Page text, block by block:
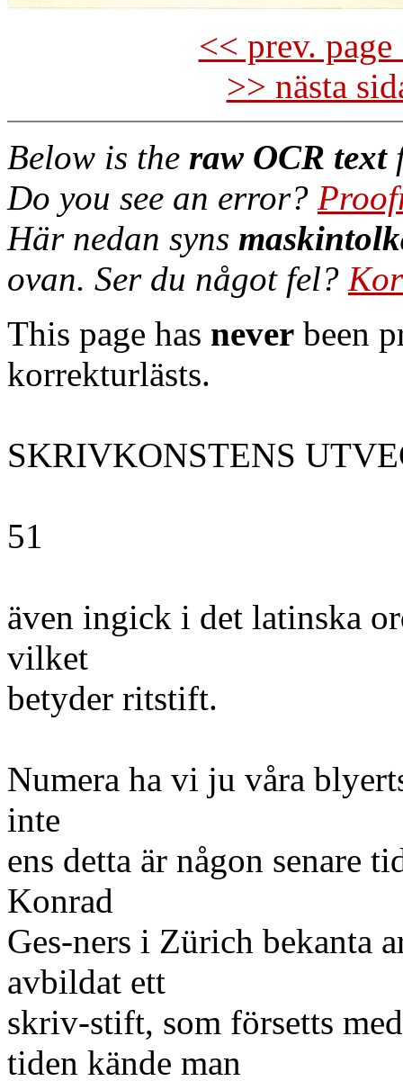
<< prev.
>> nästa
Below is the raw OCR text
Do you see an error?
Här nedan syns
ovan. Ser du något fel?
This page has never been
korrekturlästs.
SKRIVKONSTENS
51
även ingick i det latinska
vilket
betyder ritstift.
Numera ha vi ju våra
inte
ens detta är någon senare
Konrad
Ges-ners i Zürich bekanta
avbildat ett
skriv-stift, som försetts
tiden kände man